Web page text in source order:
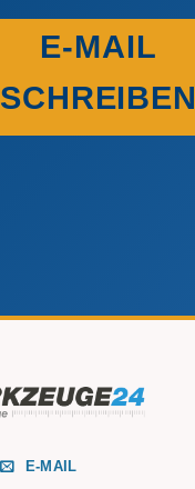
E-MAIL
SCHREIBEN
E-MAIL